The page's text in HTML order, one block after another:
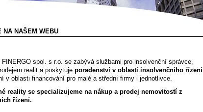
NA NAŠEM WEBU
FINERGO spol. s r.o. se zabývá službami pro insolvenční správce,
realit a poskytuje poradenství v oblasti insolvenčního řízení
v oblasti financování pro malé a střední firmy i jednotlivce.
reality se specializujeme na nákup a prodej nemovitostí z
řízení.